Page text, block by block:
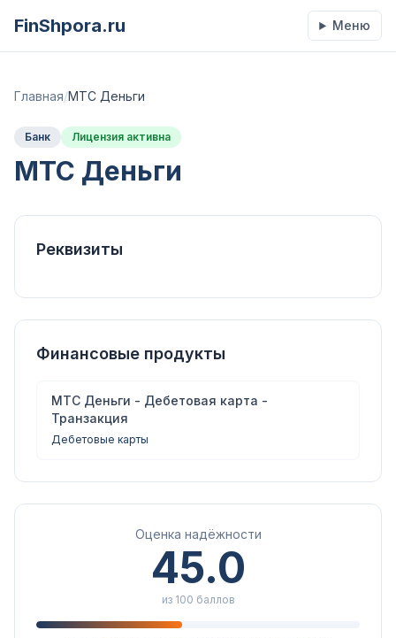
FinShpora.ru Меню
Главная/МТС Деньги
Банк Лицензия активна
МТС Деньги
Реквизиты
Финансовые продукты
МТС Деньги - Дебетовая карта -
Транзакция
Дебетовые карты
Оценка надёжности
45.0
из 100 баллов